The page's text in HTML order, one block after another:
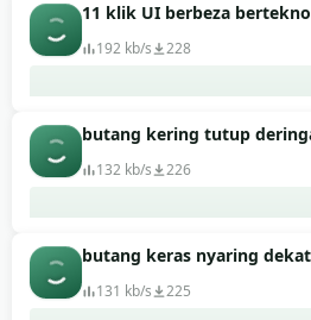
11 klik UI berbeza
192 kb/s 228
butang kering tutup
132 kb/s 226
butang keras nyaring
131 kb/s 225